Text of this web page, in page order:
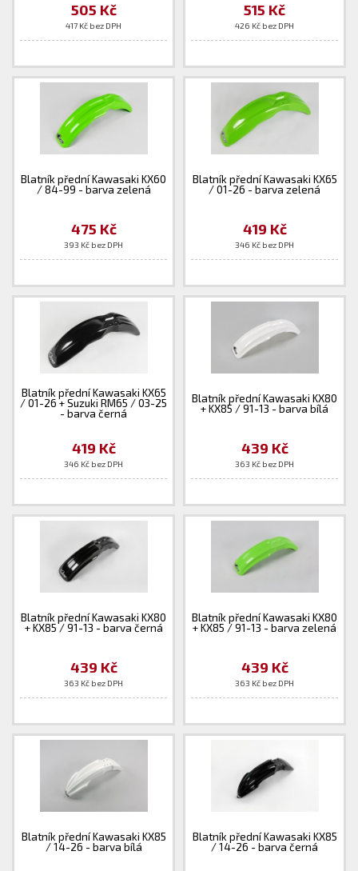
505 Kč
417 Kč bez DPH
515 Kč
426 Kč bez DPH
Blatník přední Kawasaki KX60
/ 84-99 - barva zelená
475 Kč
393 Kč bez DPH
Blatník přední Kawasaki KX65
/ 01-26 - barva zelená
419 Kč
346 Kč bez DPH
Blatník přední Kawasaki KX65
/ 01-26 + Suzuki RM65 / 03-25
- barva černá
419 Kč
346 Kč bez DPH
Blatník přední Kawasaki KX80
+ KX85 / 91-13 - barva bílá
439 Kč
363 Kč bez DPH
Blatník přední Kawasaki KX80
+ KX85 / 91-13 - barva černá
439 Kč
363 Kč bez DPH
Blatník přední Kawasaki KX80
+ KX85 / 91-13 - barva zelená
439 Kč
363 Kč bez DPH
Blatník přední Kawasaki KX85
/ 14-26 - barva bílá
Blatník přední Kawasaki KX85
/ 14-26 - barva černá